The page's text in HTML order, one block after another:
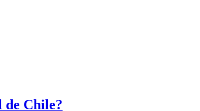
de Chile?